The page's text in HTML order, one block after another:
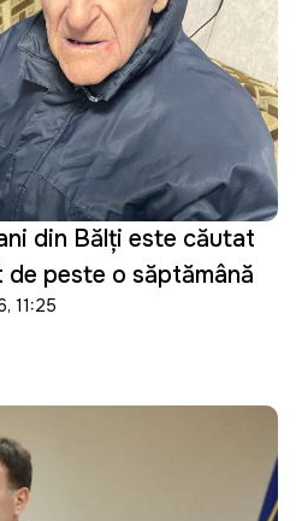
din Bălți este căutat
peste o săptămână
11:25